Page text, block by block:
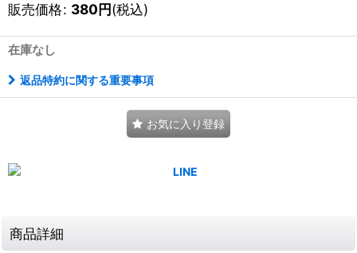
販売価格: 380円(税込)
在庫なし
返品特約に関する重要事項
お気に入り登録
商品詳細